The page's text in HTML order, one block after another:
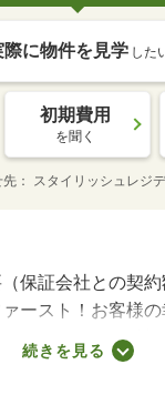
際に物件を見学 した
初期費用
を聞く
先 スタイリッシュレジ
保証会社との契
ースト！お客様
ております！希望
（＾ｏ＾）／さら
続きを見る